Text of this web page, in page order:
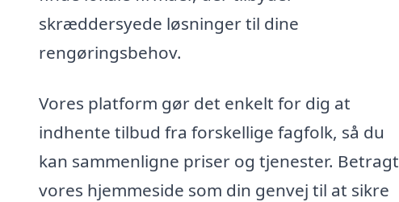
skræddersyede løsninger til dine
rengøringsbehov.
Vores platform gør det enkelt for dig at
indhente tilbud fra forskellige fagfolk, så du
kan sammenligne priser og tjenester. Betragt
vores hjemmeside som din genvej til at sikre